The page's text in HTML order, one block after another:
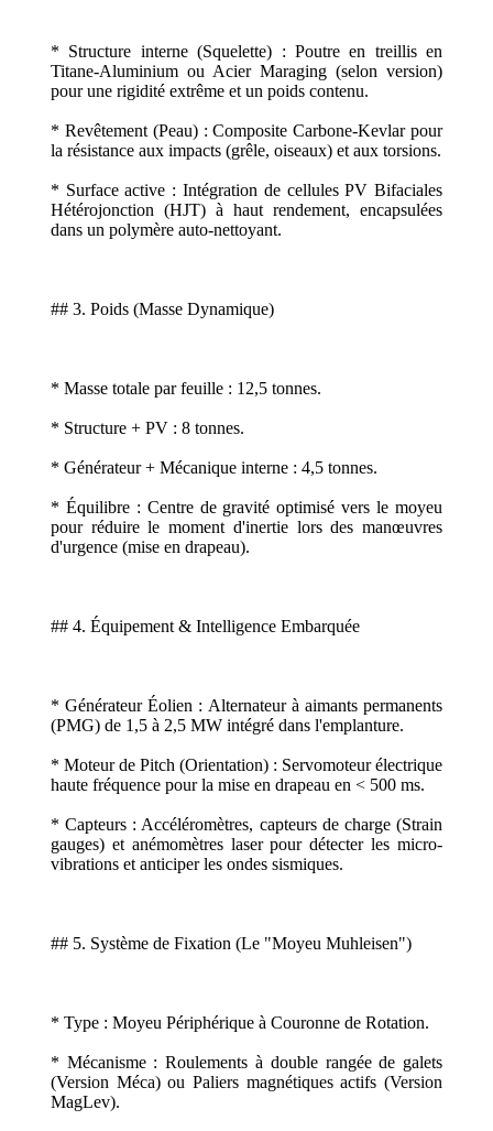
* Structure interne (Squelette) : Poutre en treillis en
Titane-Aluminium ou Acier Maraging (selon version)
pour une rigidité extrême et un poids contenu.
* Revêtement (Peau) : Composite Carbone-Kevlar pour
la résistance aux impacts (grêle, oiseaux) et aux torsions.
* Surface active : Intégration de cellules PV Bifaciales
Hétérojonction (HJT) à haut rendement, encapsulées
dans un polymère auto-nettoyant.
## 3. Poids (Masse Dynamique)
* Masse totale par feuille : 12,5 tonnes.
* Structure + PV : 8 tonnes.
* Générateur + Mécanique interne : 4,5 tonnes.
* Équilibre : Centre de gravité optimisé vers le moyeu
pour réduire le moment d'inertie lors des manœuvres
d'urgence (mise en drapeau).
## 4. Équipement & Intelligence Embarquée
* Générateur Éolien : Alternateur à aimants permanents
(PMG) de 1,5 à 2,5 MW intégré dans l'emplanture.
* Moteur de Pitch (Orientation) : Servomoteur électrique
haute fréquence pour la mise en drapeau en < 500 ms.
* Capteurs : Accéléromètres, capteurs de charge (Strain
gauges) et anémomètres laser pour détecter les micro-
vibrations et anticiper les ondes sismiques.
## 5. Système de Fixation (Le "Moyeu Muhleisen")
* Type : Moyeu Périphérique à Couronne de Rotation.
* Mécanisme : Roulements à double rangée de galets
(Version Méca) ou Paliers magnétiques actifs (Version
MagLev).